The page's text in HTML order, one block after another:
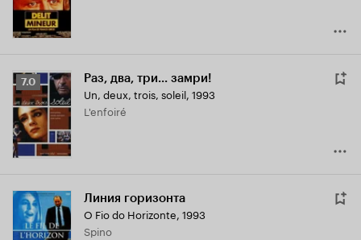
Рейтинг
Кинопоиска
7.0
7.0 Раз, два, три... замри!
Un, deux, trois, soleil, 1993
L'enfoiré
Линия горизонта
O Fio do Horizonte, 1993
Spino